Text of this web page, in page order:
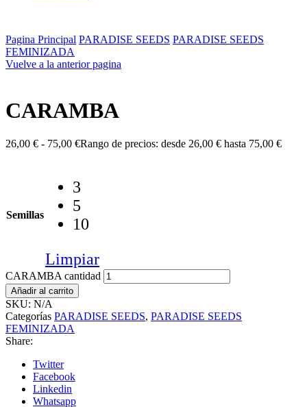
Pagina Principal PARADISE SEEDS PARADISE SEEDS
FEMINIZADA
Vuelve a la anterior pagina
CARAMBA
26,00 € - 75,00 €Rango de precios: desde 26,00 € hasta 75,00 €
Semillas
3
5
10
Limpiar
CARAMBA cantidad
Añadir al carrito
SKU: N/A
Categorías PARADISE SEEDS, PARADISE SEEDS
FEMINIZADA
Share:
Twitter
Facebook
Linkedin
Whatsapp